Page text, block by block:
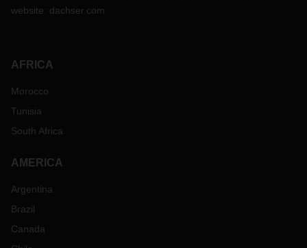
website: dachser.com
AFRICA
Morocco
Tunisia
South Africa
AMERICA
Argentina
Brazil
Canada